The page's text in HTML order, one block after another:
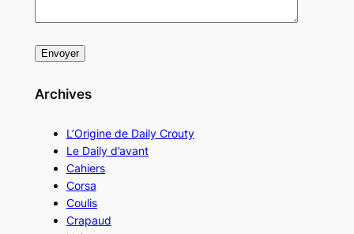
Archives
L’Origine de Daily Crouty
Le Daily d’avant
Cahiers
Corsa
Coulis
Crapaud